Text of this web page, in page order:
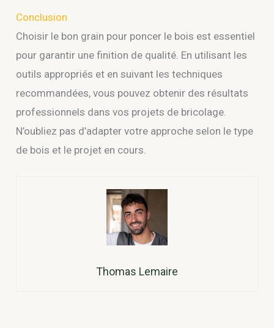
Conclusion
Choisir le bon grain pour poncer le bois est essentiel
pour garantir une finition de qualité. En utilisant les
outils appropriés et en suivant les techniques
recommandées, vous pouvez obtenir des résultats
professionnels dans vos projets de bricolage.
N’oubliez pas d’adapter votre approche selon le type
de bois et le projet en cours.
Thomas Lemaire